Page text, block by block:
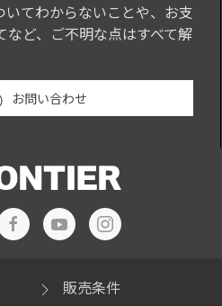
いてわからないことや、お支
など、ご不明な点はすべて解
お問い合わせ
販売条件